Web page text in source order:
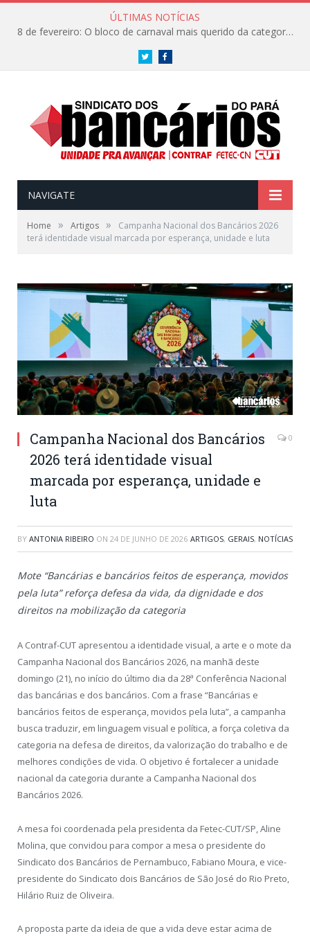
ÚLTIMAS NOTÍCIAS
8 de fevereiro: O bloco de carnaval mais querido da categoria já tem data. Vem pro CarnaBancários 2025!
Twitter
NAVIGATE
Home » Artigos »
Campanha Nacional dos Bancários 2026
terá identidade visual marcada por esperança, unidade e luta
Campanha Nacional dos Bancários
2026 terá identidade visual
marcada por esperança, unidade e
luta
0
BY ANTONIA RIBEIRO ON 24 DE JUNHO DE 2026 ARTIGOS, GERAIS, NOTÍCIAS
Mote “Bancárias e bancários feitos de esperança, movidos
pela luta” reforça defesa da vida, da dignidade e dos
direitos na mobilização da categoria
A Contraf-CUT apresentou a identidade visual, a arte e o mote da
Campanha Nacional dos Bancários 2026, na manhã deste
domingo (21), no início do último dia da 28ª Conferência Nacional
das bancárias e dos bancários. Com a frase “Bancárias e
bancários feitos de esperança, movidos pela luta”, a campanha
busca traduzir, em linguagem visual e política, a força coletiva da
categoria na defesa de direitos, da valorização do trabalho e de
melhores condições de vida. O objetivo é fortalecer a unidade
nacional da categoria durante a Campanha Nacional dos
Bancários 2026.
A mesa foi coordenada pela presidenta da Fetec-CUT/SP, Aline
Molina, que convidou para compor a mesa o presidente do
Sindicato dos Bancários de Pernambuco, Fabiano Moura, e vice-
presidente do Sindicato dois Bancários de São José do Rio Preto,
Hilário Ruiz de Oliveira.
A proposta parte da ideia de que a vida deve estar acima de